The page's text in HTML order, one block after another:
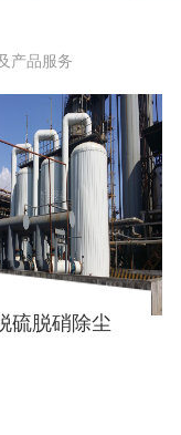
产品服务
硫脱硝除尘